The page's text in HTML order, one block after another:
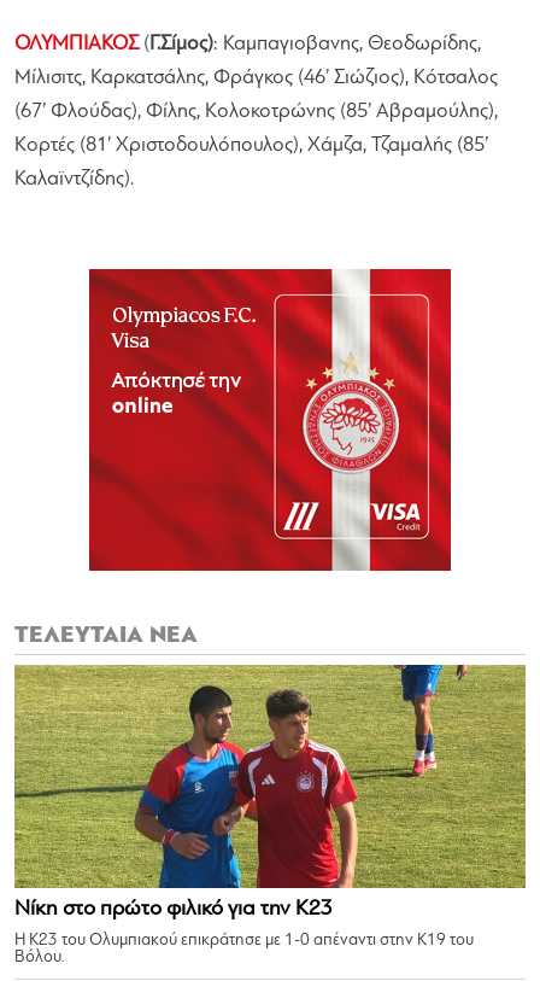
ΟΛΥΜΠΙΑΚΟΣ (Γ.Σίμος): Καμπαγιοβανης, Θεοδωρίδης,
Μίλισιτς, Καρκατσάλης, Φράγκος (46’ Σιώζιος), Κότσαλος
(67’ Φλούδας), Φίλης, Κολοκοτρώνης (85’ Αβραμούλης),
Κορτές (81’ Χριστοδουλόπουλος), Χάμζα, Τζαμαλής (85’
Καλαϊντζίδης).
ΤΕΛΕΥΤΑΙΑ ΝΕΑ
Νίκη στο πρώτο φιλικό για την Κ23
Η Κ23 του Ολυμπιακού επικράτησε με 1-0 απέναντι στην Κ19 του
Βόλου.